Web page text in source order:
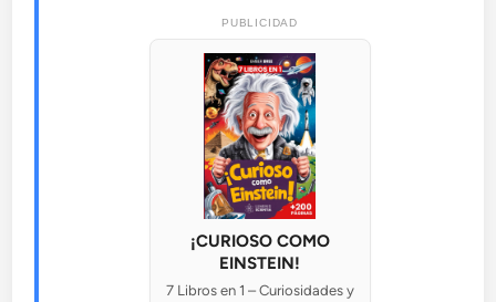
PUBLICIDAD
¡CURIOSO COMO
EINSTEIN!
7 Libros en 1 – Curiosidades y